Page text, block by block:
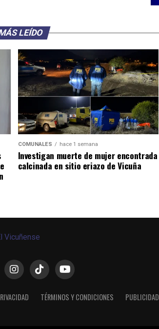
LEÍDO
COMUNALES hace 1 semana
Investigan muerte de mujer encontrada
calcinada en sitio eriazo de Vicuña
TÉRMINOS Y CONDICIONES PUBLICIDAD